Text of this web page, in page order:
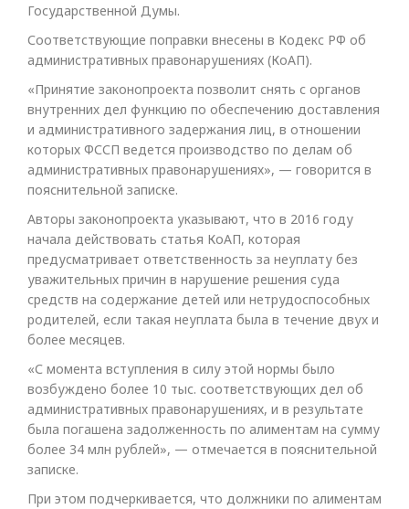
Государственной Думы.
Соответствующие поправки внесены в Кодекс РФ об
административных правонарушениях (КоАП).
«Принятие законопроекта позволит снять с органов
внутренних дел функцию по обеспечению доставления
и административного задержания лиц, в отношении
которых ФССП ведется производство по делам об
административных правонарушениях», — говорится в
пояснительной записке.
Авторы законопроекта указывают, что в 2016 году
начала действовать статья КоАП, которая
предусматривает ответственность за неуплату без
уважительных причин в нарушение решения суда
средств на содержание детей или нетрудоспособных
родителей, если такая неуплата была в течение двух и
более месяцев.
«С момента вступления в силу этой нормы было
возбуждено более 10 тыс. соответствующих дел об
административных правонарушениях, и в результате
была погашена задолженность по алиментам на сумму
более 34 млн рублей», — отмечается в пояснительной
записке.
При этом подчеркивается, что должники по алиментам